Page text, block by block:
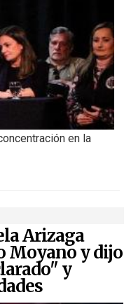
en la
Arizaga
Moyano y dijo
y